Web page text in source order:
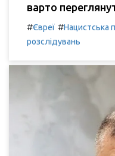
варто
#Євреї #Нацистська
розслідувань